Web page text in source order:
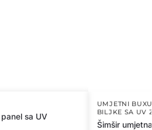
sa UV
UMJETNI
BILJKE SA UV
Šimšir